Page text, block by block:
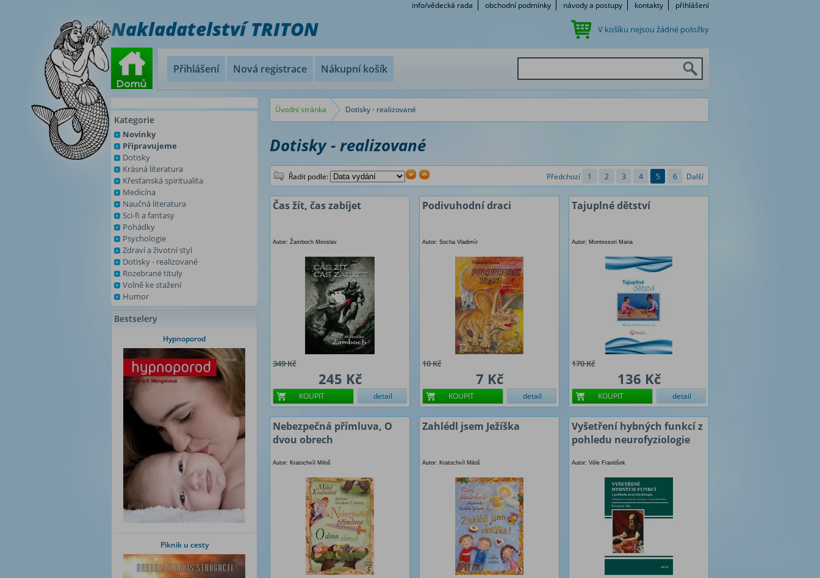
info/vědecká rada obchodní podmínky návody a postupy kontakty přihlášení
Nakladatelství TRITON V košíku nejsou žádné položky
Přihlášení Nová registrace Nákupní košík
Kategorie
Novinky
Připravujeme
Dotisky
Krásná literatura
Křesťanská spiritualita
Medicína
Naučná literatura
Sci-fi a fantasy
Pohádky
Psychologie
Zdraví a životní styl
Dotisky - realizované
Rozebrané tituly
Volně ke stažení
Humor
Bestselery
Hypnoporod
Piknik u cesty
Úvodní stránka Dotisky - realizované
Dotisky - realizované
Řadit podle: Předchozí 1 2 3 4 5 6 Další
Čas žít, čas zabíjet
Autor: Žamboch Miroslav
349 Kč
245 Kč
KOUPIT detail
Podivuhodní draci
Autor: Socha Vladimír
10 Kč
7 Kč
KOUPIT detail
Tajuplné dětství
Autor: Montessori Maria
170 Kč
136 Kč
KOUPIT detail
Nebezpečná přímluva, O
dvou obrech
Autor: Kratochvíl Miloš
Zahlédl jsem Ježíška
Autor: Kratochvíl Miloš
Vyšetření hybných funkcí z
pohledu neurofyziologie
Autor: Véle František